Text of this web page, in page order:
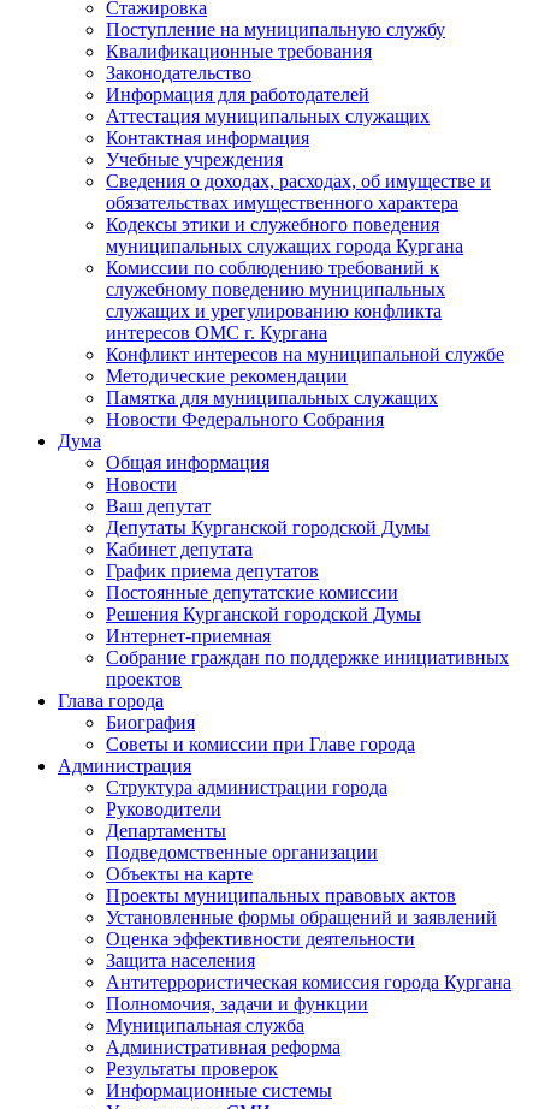
Стажировка
Поступление на муниципальную службу
Квалификационные требования
Законодательство
Информация для работодателей
Аттестация муниципальных служащих
Контактная информация
Учебные учреждения
Сведения о доходах, расходах, об имуществе и
обязательствах имущественного характера
Кодексы этики и служебного поведения
муниципальных служащих города Кургана
Комиссии по соблюдению требований к
служебному поведению муниципальных
служащих и урегулированию конфликта
интересов ОМС г. Кургана
Конфликт интересов на муниципальной службе
Методические рекомендации
Памятка для муниципальных служащих
Новости Федерального Cобрания
Дума
Общая информация
Новости
Ваш депутат
Депутаты Курганской городской Думы
Кабинет депутата
График приема депутатов
Постоянные депутатские комиссии
Решения Курганской городской Думы
Интернет-приемная
Собрание граждан по поддержке инициативных
проектов
Глава города
Биография
Советы и комиссии при Главе города
Администрация
Структура администрации города
Руководители
Департаменты
Подведомственные организации
Объекты на карте
Проекты муниципальных правовых актов
Установленные формы обращений и заявлений
Оценка эффективности деятельности
Защита населения
Антитеррористическая комиссия города Кургана
Полномочия, задачи и функции
Муниципальная служба
Административная реформа
Результаты проверок
Информационные системы